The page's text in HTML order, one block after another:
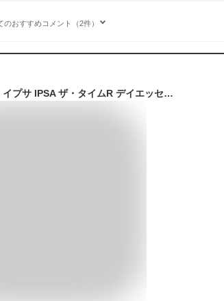
のおすすめコメント（2件）
【リニューアル発売】イプサ IPSA ザ・タイムR デイエッセンススティックe 9.2g